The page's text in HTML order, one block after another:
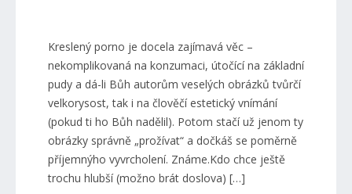
Kreslený porno je docela zajímavá věc –
nekomplikovaná na konzumaci, útočící na základní
pudy a dá-li Bůh autorům veselých obrázků tvůrčí
velkorysost, tak i na člověčí estetický vnímání
(pokud ti ho Bůh nadělil). Potom stačí už jenom ty
obrázky správně „prožívat“ a dočkáš se poměrně
příjemnýho vyvrcholení. Známe.Kdo chce ještě
trochu hlubší (možno brát doslova) […]